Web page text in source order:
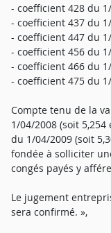
- coefficient 428 du
- coefficient 437 du
- coefficient 447 du
- coefficient 456 du
- coefficient 466 du
- coefficient 475 du
Compte tenu de la
1/04/2008 (soit
du 1/04/2009 (soit
fondée à solliciter
congés payés y
Le jugement
sera confirmé. »,